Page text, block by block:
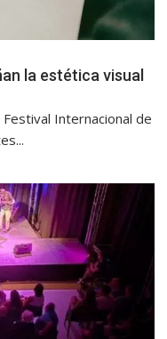
la estética visual
Internacional de